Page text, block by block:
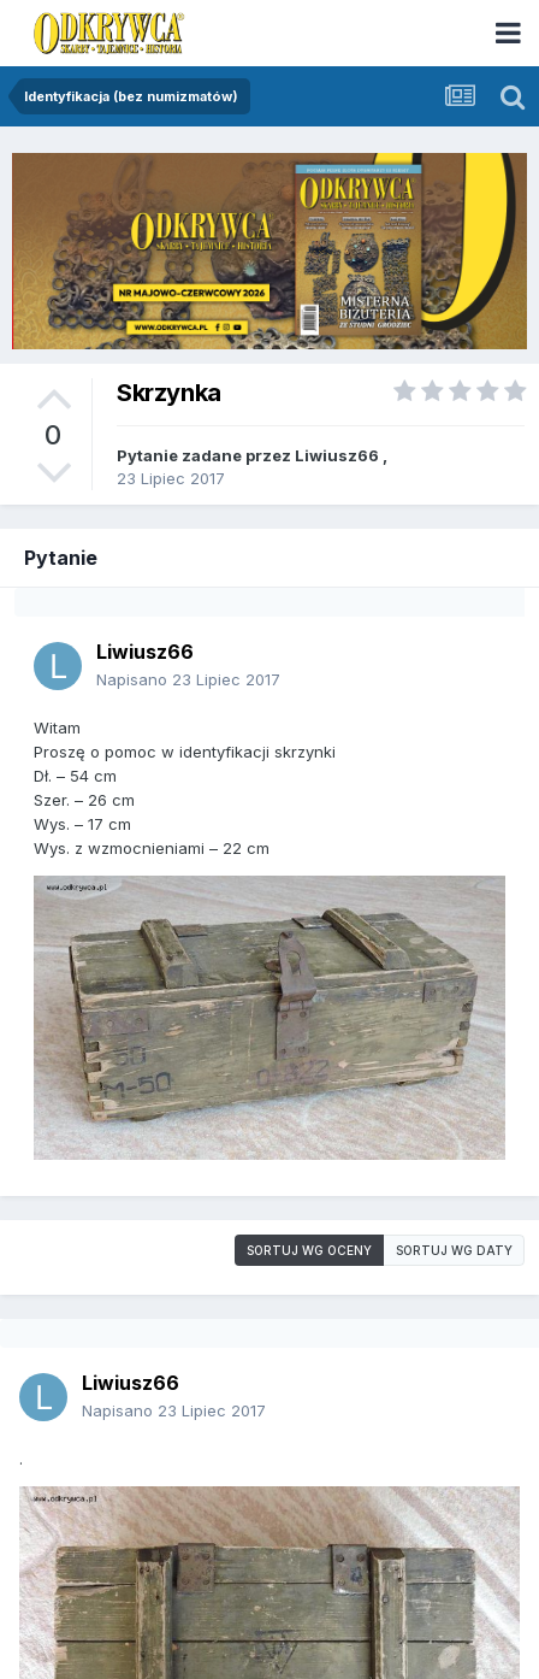
Identyfikacja (bez numizmatów)
0
Skrzynka
Pytanie zadane przez Liwiusz66
23 Lipiec 2017
Pytanie
Liwiusz66
Napisano 23 Lipiec 2017
Witam
Proszę o pomoc w identyfikacji skrzynki
Dł. – 54 cm
Szer. – 26 cm
Wys. – 17 cm
Wys. z wzmocnieniami – 22 cm
SORTUJ WG OCENY SORTUJ WG DATY
Liwiusz66
Napisano 23 Lipiec 2017
.